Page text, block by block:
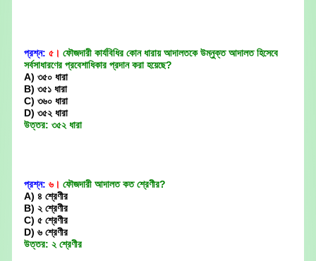
প্রশ্ন: ৫। ফৌজদারী কার্যবিধির কোন ধারায় আদালতকে উম্নুক্ত আদালত হিসেবে
সর্বসাধারণের প্রবেশাধিকার প্রদান করা হয়েছে?
A) ৩৫০ ধারা
B) ৩৫১ ধারা
C) ৩৬০ ধারা
D) ৩৫২ ধারা
উত্তর: ৩৫২ ধারা
প্রশ্ন: ৬। ফৌজদারী আদালত কত শ্রেণীর?
A) ৪ শ্রেণীর
B) ২ শ্রেণীর
C) ৫ শ্রেণীর
D) ৬ শ্রেণীর
উত্তর: ২ শ্রেণীর